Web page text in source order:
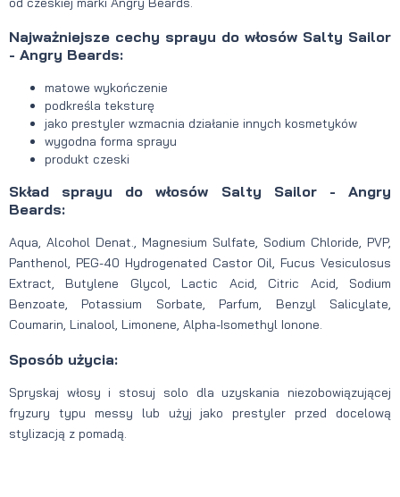
Najważniejsze cechy sprayu do włosów Salty Sailor
- Angry Beards:
matowe wykończenie
podkreśla teksturę
jako prestyler wzmacnia działanie innych kosmetyków
wygodna forma sprayu
produkt czeski
Skład sprayu do włosów Salty Sailor - Angry
Beards:
Aqua, Alcohol Denat., Magnesium Sulfate, Sodium Chloride, PVP,
Panthenol, PEG-40 Hydrogenated Castor Oil, Fucus Vesiculosus
Extract, Butylene Glycol, Lactic Acid, Citric Acid, Sodium
Benzoate, Potassium Sorbate, Parfum, Benzyl Salicylate,
Coumarin, Linalool, Limonene, Alpha-Isomethyl Ionone.
Sposób użycia:
Spryskaj włosy i stosuj solo dla uzyskania niezobowiązującej
fryzury typu messy lub użyj jako prestyler przed docelową
stylizacją z pomadą.